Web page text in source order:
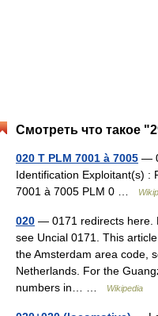
Смотреть что такое
020 T PLM 7001 à 7005 —
Identification Exploitant(s) :
7001 à 7005 PLM 0 …
020 — 0171 redirects here.
see Uncial 0171. This
the Amsterdam area code,
Netherlands. For the
numbers in… …
Wikipedia